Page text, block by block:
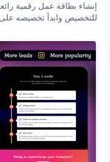
إنشاء بطاقة عمل رقمية
للتخصيص وابدأ تخصيصه على